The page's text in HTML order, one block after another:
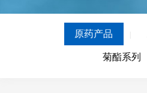
原药产品
菊酯系列